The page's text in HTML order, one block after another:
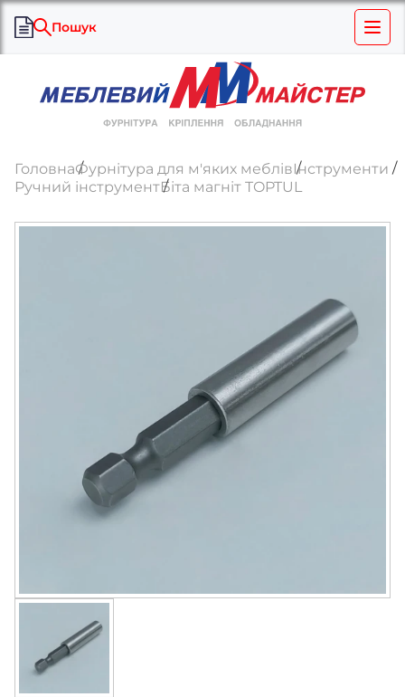
Пошук
ГоловнаФурнітура для м'яких меблівІнструменти
Ручний інструментБіта магніт TOPTUL